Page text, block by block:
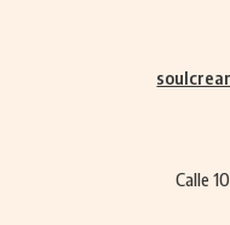
Calle